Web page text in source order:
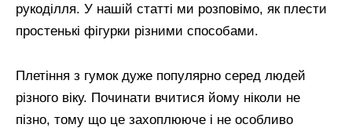
рукоділля. У нашій статті ми розповімо, як плести
простенькі фігурки різними способами.
Плетіння з гумок дуже популярно серед людей
різного віку. Починати вчитися йому ніколи не
пізно, тому що це захоплююче і не особливо